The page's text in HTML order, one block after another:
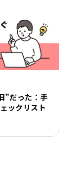
”だった：手
ックリスト